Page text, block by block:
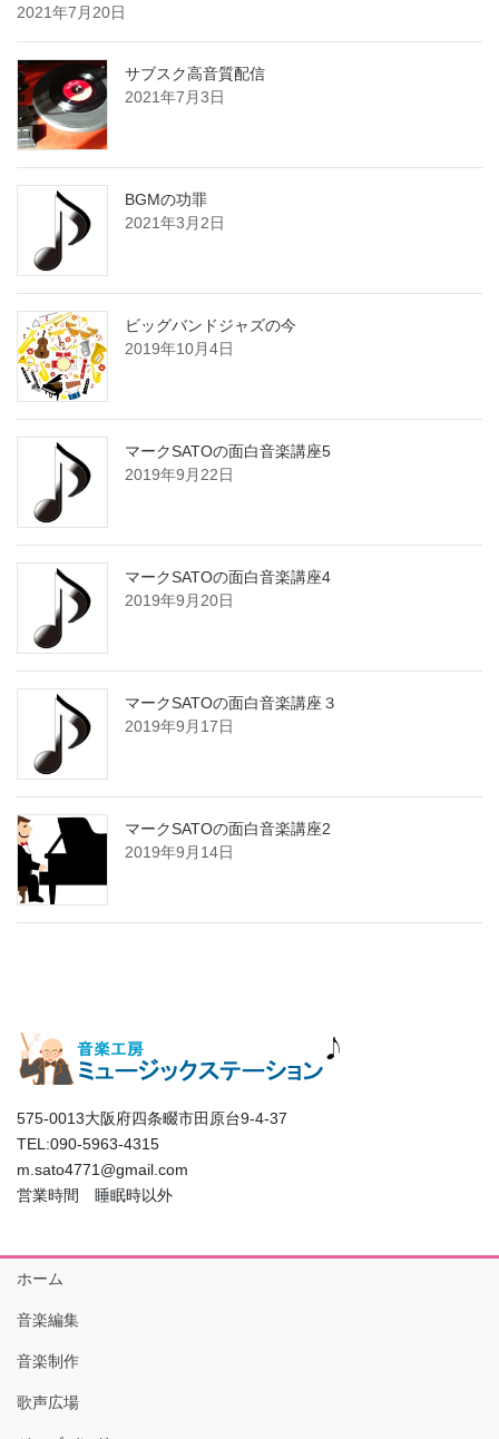
2021年7月20日
サブスク高音質配信
2021年7月3日
BGMの功罪
2021年3月2日
ビッグバンドジャズの今
2019年10月4日
マークSATOの面白音楽講座5
2019年9月22日
マークSATOの面白音楽講座4
2019年9月20日
マークSATOの面白音楽講座３
2019年9月17日
マークSATOの面白音楽講座2
2019年9月14日
575-0013大阪府四条畷市田原台9-4-37
TEL:090-5963-4315
m.sato4771@gmail.com
営業時間 睡眠時以外
ホーム
音楽編集
音楽制作
歌声広場